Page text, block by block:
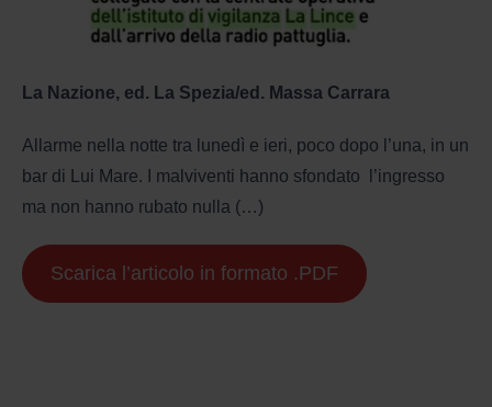
La Nazione, ed. La Spezia/ed. Massa Carrara
Allarme nella notte tra lunedì e ieri, poco dopo l’una, in un
bar di Lui Mare. I malviventi hanno sfondato l’ingresso
ma non hanno rubato nulla (…)
Scarica l’articolo in formato .PDF